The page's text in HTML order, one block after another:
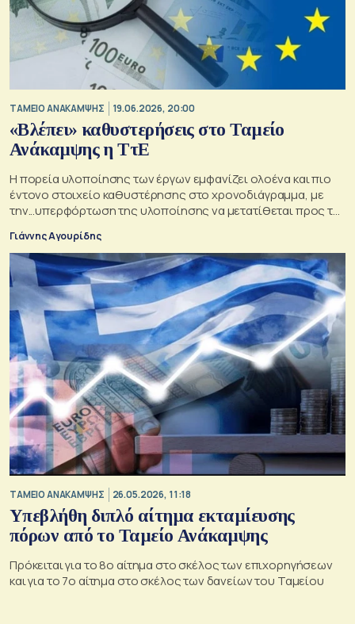
ΤΑΜΕΙΟ ΑΝΑΚΑΜΨΗΣ 19.06.2026, 20:00
«Βλέπει» καθυστερήσεις στο Ταμείο
Ανάκαμψης η ΤτΕ
Η πορεία υλοποίησης των έργων εμφανίζει ολοένα και πιο
έντονο στοιχείο καθυστέρησης στο χρονοδιάγραμμα, με
την...υπερφόρτωση της υλοποίησης να μετατίθεται προς το
Γιάννης Αγουρίδης
ΤΑΜΕΙΟ ΑΝΑΚΑΜΨΗΣ 26.05.2026, 11:18
Υπεβλήθη διπλό αίτημα εκταμίευσης
πόρων από το Ταμείο Ανάκαμψης
Πρόκειται για το 8ο αίτημα στο σκέλος των επιχορηγήσεων
και για το 7ο αίτημα στο σκέλος των δανείων του Ταμείου